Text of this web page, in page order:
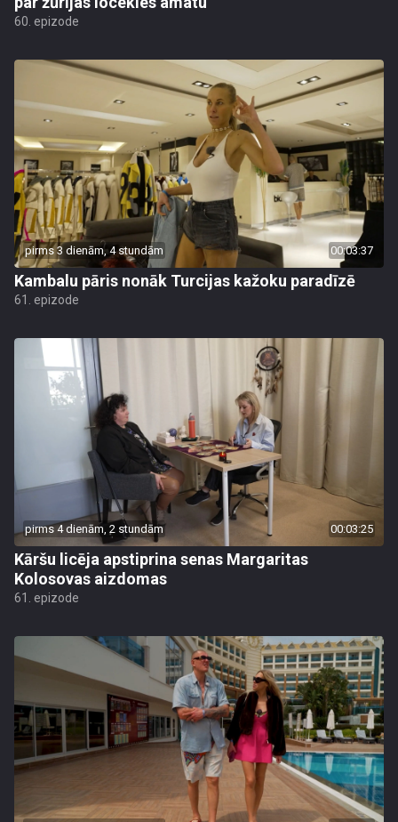
60. epizode
pirms 3 dienām, 4 stundām 00:03:37
Kambalu pāris nonāk Turcijas kažoku paradīzē
61. epizode
pirms 4 dienām, 2 stundām 00:03:25
Kāršu licēja apstiprina senas Margaritas
Kolosovas aizdomas
61. epizode